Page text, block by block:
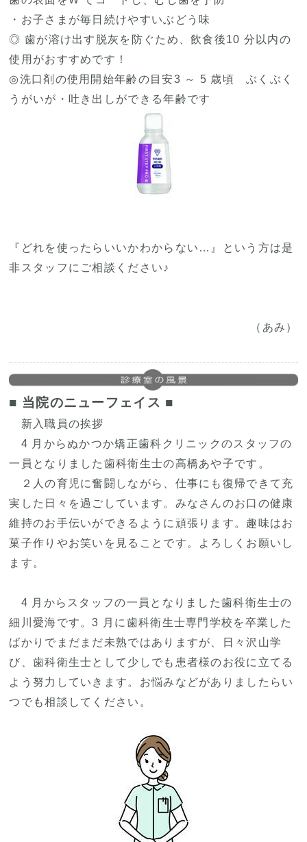
・お子さまが毎日続けやすいぶどう味
◎ 歯が溶け出す脱灰を防ぐため、飲食後10 分以内の
使用がおすすめです！
◎洗口剤の使用開始年齢の目安3 ～ 5 歳頃 ぶくぶく
うがいが・吐き出しができる年齢です
『どれを使ったらいいかわからない…』という方は是
非スタッフにご相談ください♪
（あみ）
■ 当院のニューフェイス ■
新入職員の挨拶
4 月からぬかつか矯正歯科クリニックのスタッフの
一員となりました歯科衛生士の高橋あや子です。
２人の育児に奮闘しながら、仕事にも復帰できて充
実した日々を過ごしています。みなさんのお口の健康
維持のお手伝いができるように頑張ります。趣味はお
菓子作りやお笑いを見ることです。よろしくお願いし
ます。
4 月からスタッフの一員となりました歯科衛生士の
細川愛海です。3 月に歯科衛生士専門学校を卒業した
ばかりでまだまだ未熟ではありますが、日々沢山学
び、歯科衛生士として少しでも患者様のお役に立てる
よう努力していきます。お悩みなどがありましたらい
つでも相談してください。